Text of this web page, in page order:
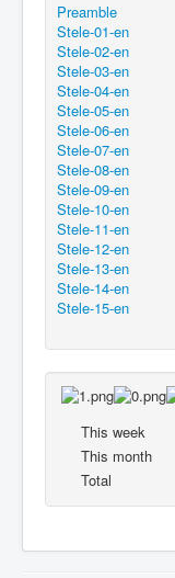
Preamble
Stele-01-en
Stele-02-en
Stele-03-en
Stele-04-en
Stele-05-en
Stele-06-en
Stele-07-en
Stele-08-en
Stele-09-en
Stele-10-en
Stele-11-en
Stele-12-en
Stele-13-en
Stele-14-en
Stele-15-en
This week
This month
Total